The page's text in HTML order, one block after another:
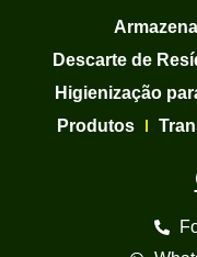
Descarte de
Higienização
Produtos